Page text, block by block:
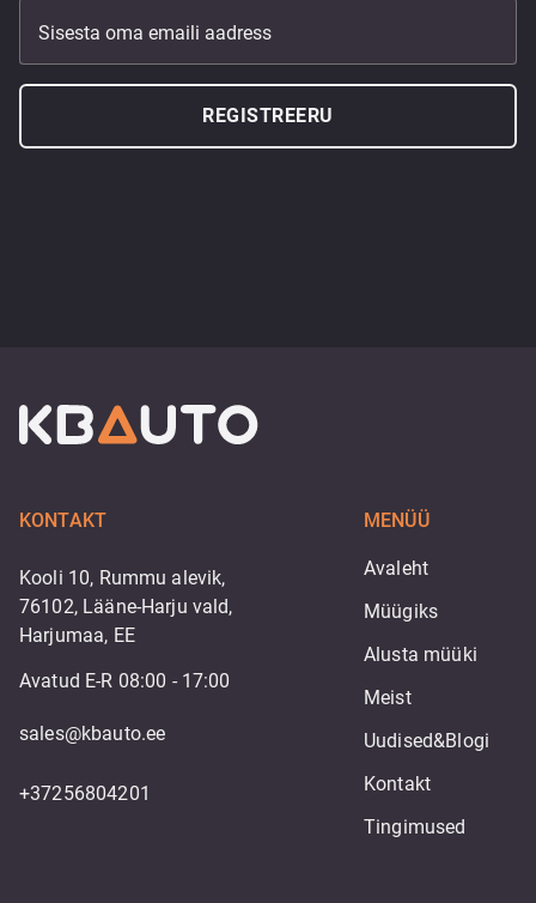
Sisesta oma emaili aadress
REGISTREERU
KONTAKT
Kooli 10, Rummu alevik,
76102, Lääne-Harju vald,
Harjumaa, EE
Avatud E-R 08:00 - 17:00
sales@kbauto.ee
+37256804201
MENÜÜ
Avaleht
Müügiks
Alusta müüki
Meist
Uudised&Blogi
Kontakt
Tingimused